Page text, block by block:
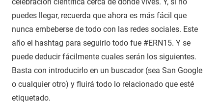
puedes llegar, recuerda que ahora es más fácil que
nunca embeberse de todo con las redes sociales. Este
año el hashtag para seguirlo todo fue #ERN15. Y se
puede deducir fácilmente cuales serán los siguientes.
Basta con introducirlo en un buscador (sea San Google
o cualquier otro) y fluirá todo lo relacionado que esté
etiquetado.